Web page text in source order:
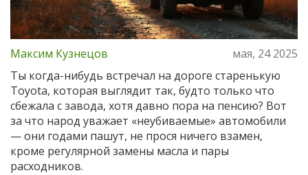
Максим Кузнецов
мая, 24 2025
Ты когда-нибудь встречал на дороге старенькую
Toyota, которая выглядит так, будто только что
сбежала с завода, хотя давно пора на пенсию? Вот
за что народ уважает «неубиваемые» автомобили
— они годами пашут, не прося ничего взамен,
кроме регулярной замены масла и пары
расходников.